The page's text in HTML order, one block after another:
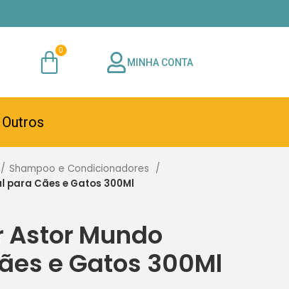
MINHA CONTA
Outros
Shampoo e Condicionadores
Cães e Gatos 300Ml
Mundo
e Gatos 300Ml